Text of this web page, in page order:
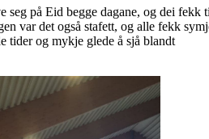
seg på Eid begge dagane, og dei fekk
var det også stafett, og alle fekk
tider og mykje glede å sjå blandt